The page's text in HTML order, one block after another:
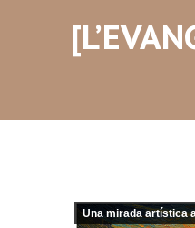
Una mirada artística